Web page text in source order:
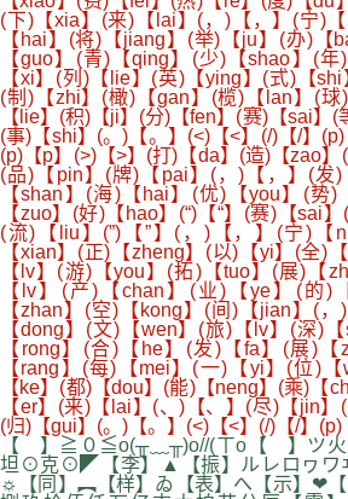
(下)【xia】(来)【lai】(，)【，】(宁)
【hai】(将)【jiang】(举)【ju】(办)【
【guo】(青)【qing】(少)【shao】(
【xi】(列)【lie】(英)【ying】(式)【shi
(制)【zhi】(橄)【gan】(榄)【lan】(
【lie】(积)【ji】(分)【fen】(赛)【sai】(
(事)【shi】(。)【。】(<)【<】(/)【/】(p)
(p)【p】(>)【>】(打)【da】(造)【zao】
(品)【pin】(牌)【pai】(，)【，】(发
【shan】(海)【hai】(优)【you】(势
【zuo】(好)【hao】(“)【“】(赛)【sai
(流)【liu】(”)【”】(，)【，】(宁)【
【xian】(正)【zheng】(以)【yi】(全)
【lv】(游)【you】(拓)【tuo】(展)【
【lv】(产)【chan】(业)【ye】(的)
【zhan】(空)【kong】(间)【jian】(
【dong】(文)【wen】(旅)【lv】(深)
【rong】(合)【he】(发)【fa】(展)
【rang】(每)【mei】(一)【yi】(位)
【ke】(都)【dou】(能)【neng】(乘)【
【er】(来)【lai】(、)【、】(尽)【jin】
(归)【gui】(。)【。】(<)【<】(/)【/】(p)
【 】≧０≦o(╥﹏╥)o//(ㄒo【 】
坦⊙克⊙◤【李】▲【振】ルレロヮワ
☼【同】︻【样】ゐ【表】へ【示】❤【